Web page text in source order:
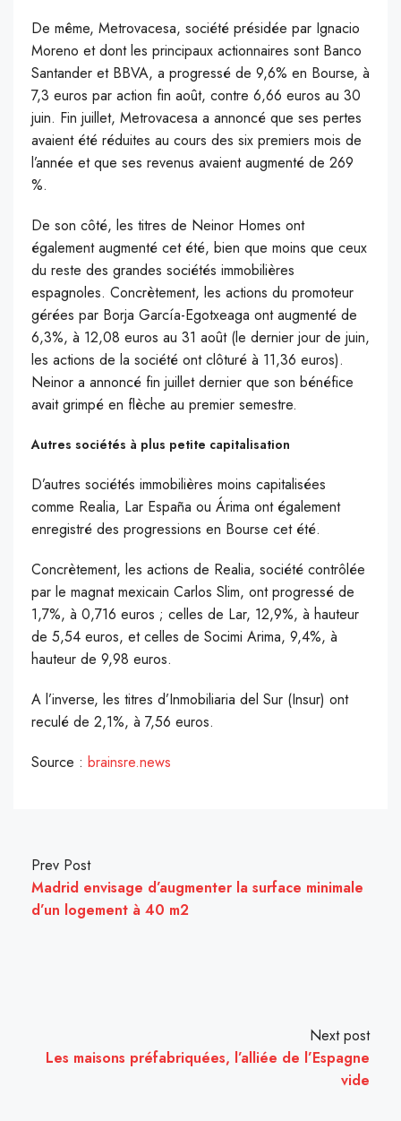
De même, Metrovacesa, société présidée par Ignacio
Moreno et dont les principaux actionnaires sont Banco
Santander et BBVA, a progressé de 9,6% en Bourse, à
7,3 euros par action fin août, contre 6,66 euros au 30
juin. Fin juillet, Metrovacesa a annoncé que ses pertes
avaient été réduites au cours des six premiers mois de
l’année et que ses revenus avaient augmenté de 269
%.
De son côté, les titres de Neinor Homes ont
également augmenté cet été, bien que moins que ceux
du reste des grandes sociétés immobilières
espagnoles. Concrètement, les actions du promoteur
gérées par Borja García-Egotxeaga ont augmenté de
6,3%, à 12,08 euros au 31 août (le dernier jour de juin,
les actions de la société ont clôturé à 11,36 euros).
Neinor a annoncé fin juillet dernier que son bénéfice
avait grimpé en flèche au premier semestre.
Autres sociétés à plus petite capitalisation
D’autres sociétés immobilières moins capitalisées
comme Realia, Lar España ou Árima ont également
enregistré des progressions en Bourse cet été.
Concrètement, les actions de Realia, société contrôlée
par le magnat mexicain Carlos Slim, ont progressé de
1,7%, à 0,716 euros ; celles de Lar, 12,9%, à hauteur
de 5,54 euros, et celles de Socimi Arima, 9,4%, à
hauteur de 9,98 euros.
A l’inverse, les titres d’Inmobiliaria del Sur (Insur) ont
reculé de 2,1%, à 7,56 euros.
Source : brainsre.news
Prev Post
Madrid envisage d’augmenter la surface minimale
d’un logement à 40 m2
Next post
Les maisons préfabriquées, l’alliée de l’Espagne
vide